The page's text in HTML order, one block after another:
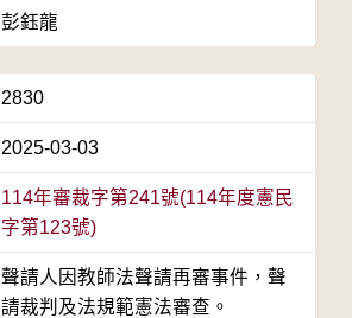
彭鈺龍
2830
2025-03-03
114年審裁字第241號(114年度憲民
字第123號)
聲請人因教師法聲請再審事件，聲
請裁判及法規範憲法審查。